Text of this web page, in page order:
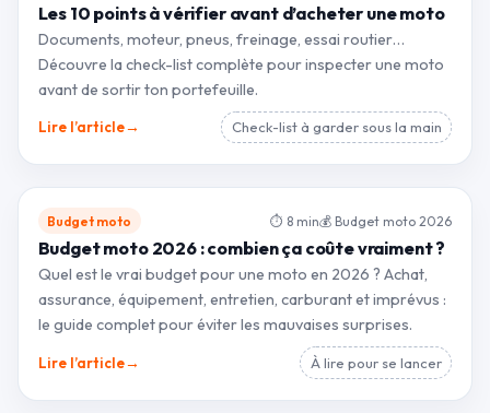
Les 10 points à vérifier avant d’acheter une moto
Documents, moteur, pneus, freinage, essai routier…
Découvre la check-list complète pour inspecter une moto
avant de sortir ton portefeuille.
Lire l’article→ Check-list à garder sous la main
Budget moto ⏱ 8 min💰 Budget moto 2026
Budget moto 2026 : combien ça coûte vraiment ?
Quel est le vrai budget pour une moto en 2026 ? Achat,
assurance, équipement, entretien, carburant et imprévus :
le guide complet pour éviter les mauvaises surprises.
Lire l’article→ À lire pour se lancer